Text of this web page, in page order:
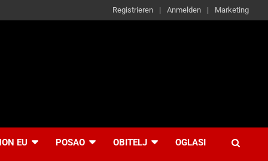
Registrieren Anmelden Marketing
EU POSAO OBITELJ OGLASI